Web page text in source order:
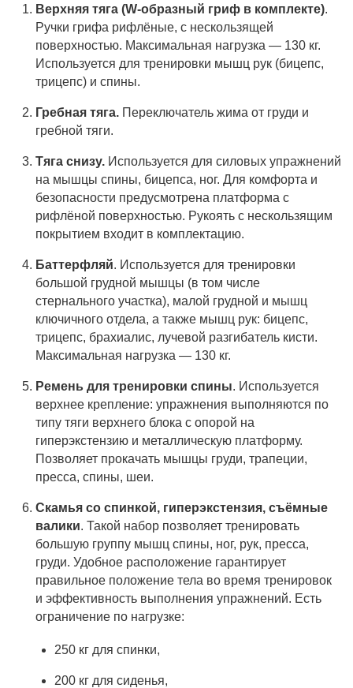
Верхняя тяга (W-образный гриф в комплекте).
Ручки грифа рифлёные, с нескользящей
поверхностью. Максимальная нагрузка — 130 кг.
Используется для тренировки мышц рук (бицепс,
трицепс) и спины.
Гребная тяга. Переключатель жима от груди и
гребной тяги.
Тяга снизу. Используется для силовых упражнений
на мышцы спины, бицепса, ног. Для комфорта и
безопасности предусмотрена платформа с
рифлёной поверхностью. Рукоять с нескользящим
покрытием входит в комплектацию.
Баттерфляй. Используется для тренировки
большой грудной мышцы (в том числе
стернального участка), малой грудной и мышц
ключичного отдела, а также мышц рук: бицепс,
трицепс, брахиалис, лучевой разгибатель кисти.
Максимальная нагрузка — 130 кг.
Ремень для тренировки спины. Используется
верхнее крепление: упражнения выполняются по
типу тяги верхнего блока с опорой на
гиперэкстензию и металлическую платформу.
Позволяет прокачать мышцы груди, трапеции,
пресса, спины, шеи.
Скамья со спинкой, гиперэкстензия, съёмные
валики. Такой набор позволяет тренировать
большую группу мышц спины, ног, рук, пресса,
груди. Удобное расположение гарантирует
правильное положение тела во время тренировок
и эффективность выполнения упражнений. Есть
ограничение по нагрузке:
250 кг для спинки,
200 кг для сиденья,